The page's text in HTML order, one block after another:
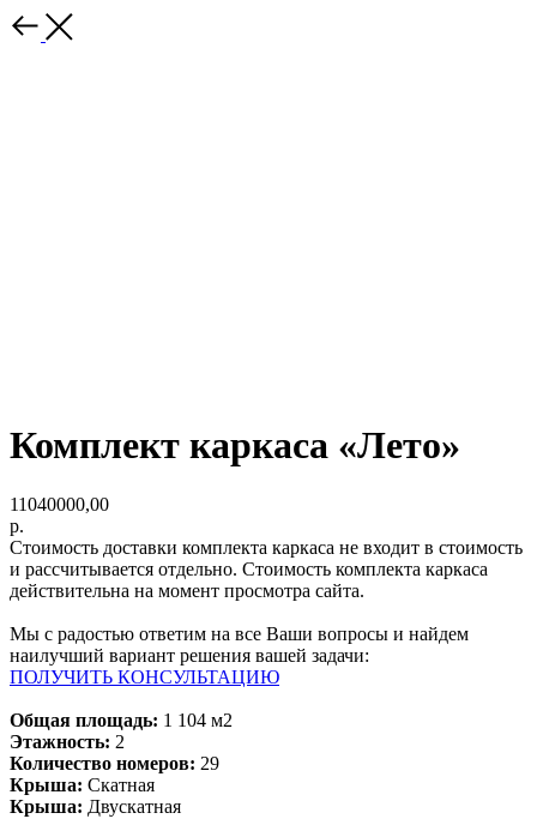
‎Комплект каркаса «‎Лето»
11040000,00
р.
Стоимость доставки комплекта каркаса не входит в стоимость
и рассчитывается отдельно. Стоимость комплекта каркаса
действительна на момент просмотра сайта.
Мы с радостью ответим на все Ваши вопросы и найдем
наилучший вариант решения вашей задачи:
ПОЛУЧИТЬ КОНСУЛЬТАЦИЮ
Общая площадь: 1 104 м2
Этажность: 2
Количество номеров: 29
Крыша: Скатная
Крыша: Двускатная